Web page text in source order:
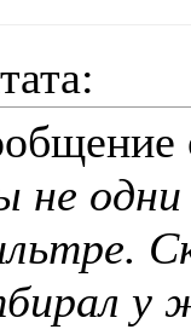
не одни
у